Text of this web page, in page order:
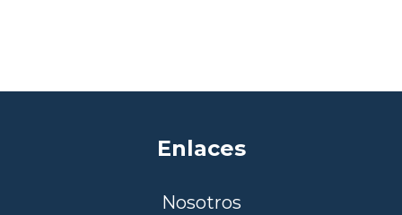
Enlaces
Nosotros